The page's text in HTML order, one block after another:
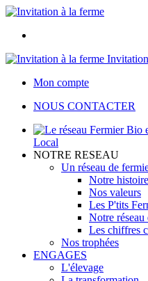
Mon compte
NOUS CONTACTER
Local
NOTRE RESEAU
Un réseau de
Notre histoire
Nos valeurs
Les P'tits
Notre réseau
Les chiffres
Nos trophées
ENGAGES
L'élevage